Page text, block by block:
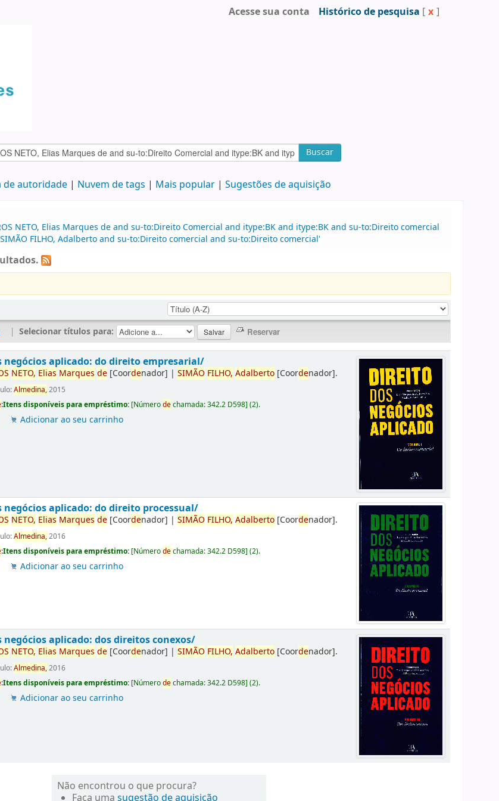
Acesse sua conta Histórico de pesquisa [ x ]
Buscar
de autoridade Nuvem de tags Mais popular Sugestões de aquisição
NETO, Elias Marques de and su-to:Direito Comercial and itype:BK and itype:BK and su-to:Direito comercial
FILHO, Adalberto and su-to:Direito comercial and su-to:Direito comercial'
| Selecionar títulos para:
negócios aplicado: do direito empresarial/
NETO, Elias Marques de [Coordenador] |SIMÃO FILHO, Adalberto [Coordenador].
Almedina,2015
:Itens disponíveis para empréstimo: [Númerodechamada:342.2 D598](2).
Adicionar ao seu carrinho
negócios aplicado: do direito processual/
NETO, Elias Marques de [Coordenador] |SIMÃO FILHO, Adalberto [Coordenador].
Almedina,2016
:Itens disponíveis para empréstimo: [Númerodechamada:342.2 D598](2).
Adicionar ao seu carrinho
negócios aplicado: dos direitos conexos/
NETO, Elias Marques de [Coordenador] |SIMÃO FILHO, Adalberto [Coordenador].
Almedina,2016
:Itens disponíveis para empréstimo: [Númerodechamada:342.2 D598](2).
Adicionar ao seu carrinho
Não encontrou o que procura?